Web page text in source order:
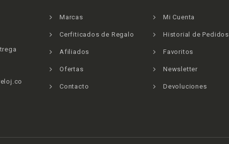
Marcas
Cerfiticados de Regalo
Afiliados
Ofertas
Contacto
Mi Cuenta
Historial de Pedidos
Favoritos
Newsletter
Devoluciones